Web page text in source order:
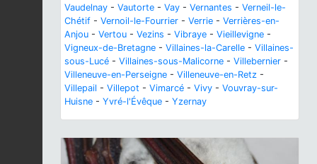
Vaudelnay - Vautorte - Vay - Vernantes - Verneil-le-
Chétif - Vernoil-le-Fourrier - Verrie - Verrières-en-
Anjou - Vertou - Vezins - Vibraye - Vieillevigne -
Vigneux-de-Bretagne - Villaines-la-Carelle - Villaines-
sous-Lucé - Villaines-sous-Malicorne - Villebernier -
Villeneuve-en-Perseigne - Villeneuve-en-Retz -
Villepail - Villepot - Vimarcé - Vivy - Vouvray-sur-
Huisne - Yvré-l'Évêque - Yzernay